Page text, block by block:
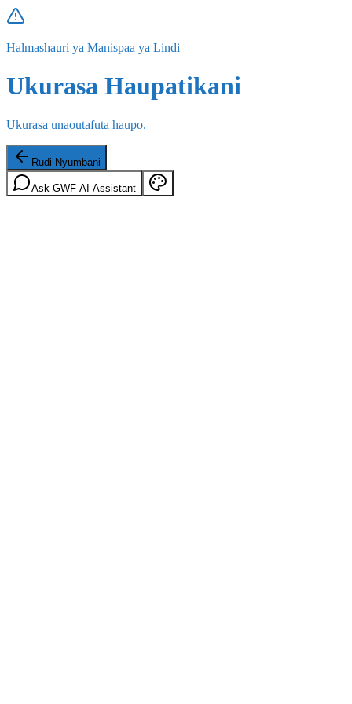
Halmashauri ya Manispaa ya Lindi
Ukurasa Haupatikani
Ukurasa unaoutafuta haupo.
Rudi Nyumbani
Ask GWF AI Assistant